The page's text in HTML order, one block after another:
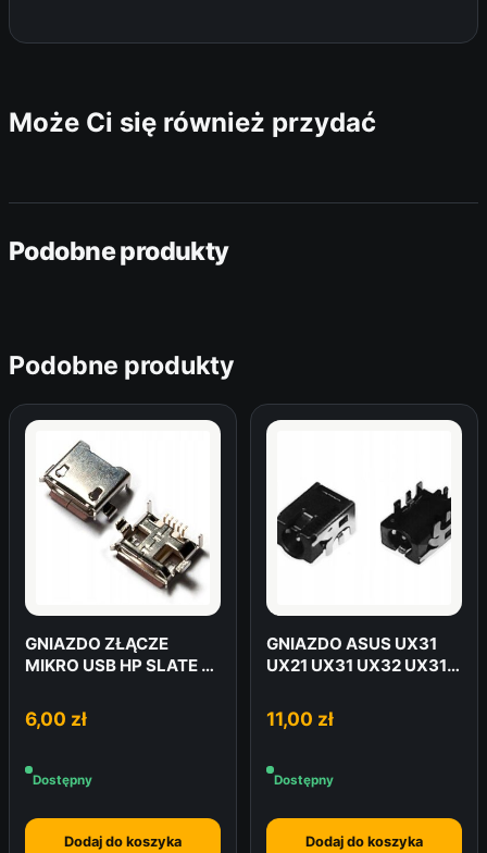
Może Ci się również przydać
Podobne produkty
Podobne produkty
GNIAZDO ZŁĄCZE
MIKRO USB HP SLATE 7
6,00 zł
Dostępny
Dodaj do koszyka
GNIAZDO ASUS UX31
UX21 UX31 UX32 UX31A
11,00 zł
Dostępny
Dodaj do koszyka